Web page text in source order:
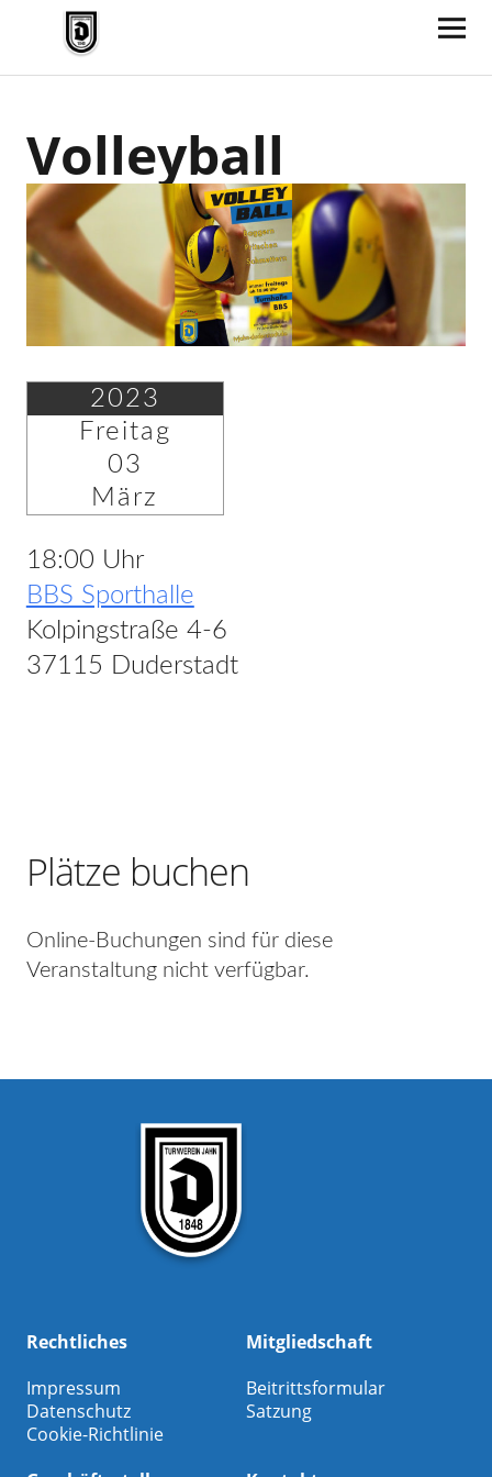
TV Jahn Duderstadt
Volleyball
2023
Freitag
03
März
18:00 Uhr
BBS Sporthalle
Kolpingstraße 4-6
37115 Duderstadt
Plätze buchen
Online-Buchungen sind für diese
Veranstaltung nicht verfügbar.
Rechtliches
Impressum
Datenschutz
Cookie-Richtlinie
Mitgliedschaft
Beitrittsformular
Satzung